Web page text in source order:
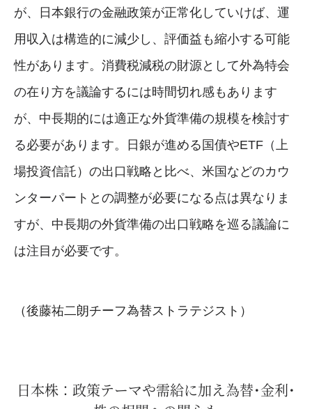
が、日本銀行の金融政策が正常化していけば、運
用収入は構造的に減少し、評価益も縮小する可能
性があります。消費税減税の財源として外為特会
の在り方を議論するには時間切れ感もあります
が、中長期的には適正な外貨準備の規模を検討す
る必要があります。日銀が進める国債やETF（上
場投資信託）の出口戦略と比べ、米国などのカウ
ンターパートとの調整が必要になる点は異なりま
すが、中長期の外貨準備の出口戦略を巡る議論に
は注目が必要です。
（後藤祐二朗チーフ為替ストラテジスト）
日本株：政策テーマや需給に加え為替･金利･